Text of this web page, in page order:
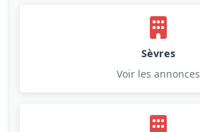
Sèvres
Voir les annonces